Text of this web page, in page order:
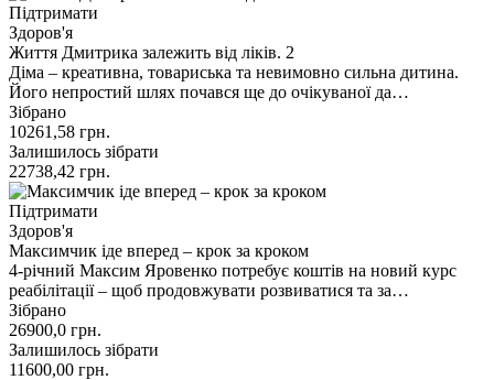
Підтримати
Здоров'я
Життя Дмитрика залежить від ліків. 2
Діма – креативна, товариська та невимовно сильна дитина.
Його непростий шлях почався ще до очікуваної да…
Зібрано
10261,58 грн.
Залишилось зібрати
22738,42 грн.
Підтримати
Здоров'я
Максимчик іде вперед – крок за кроком
4-річний Максим Яровенко потребує коштів на новий курс
реабілітації – щоб продовжувати розвиватися та за…
Зібрано
26900,0 грн.
Залишилось зібрати
11600,00 грн.